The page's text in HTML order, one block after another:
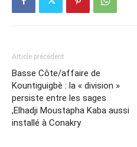
Article précédent
Basse Côte/affaire de
Kountiguigbè : la « division »
persiste entre les sages
,Elhadji Moustapha Kaba aussi
installé à Conakry